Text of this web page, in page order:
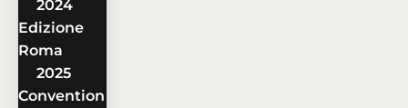
2024
Edizione
Roma
2025
Convention